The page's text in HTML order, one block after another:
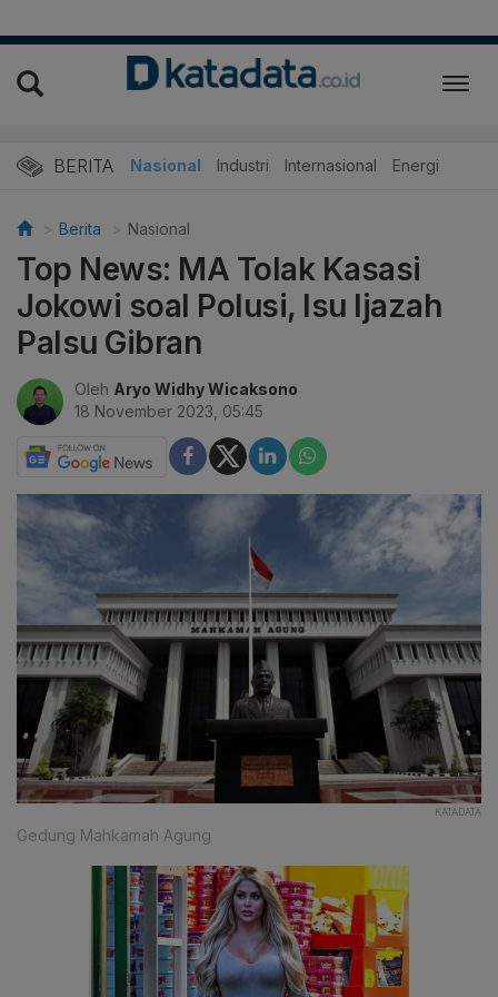
BERITA Nasional Industri Internasional Energi
Berita Nasional
Top News: MA Tolak Kasasi
Jokowi soal Polusi, Isu Ijazah
Palsu Gibran
Oleh Aryo Widhy Wicaksono
18 November 2023, 05:45
KATADATA
Gedung Mahkamah Agung